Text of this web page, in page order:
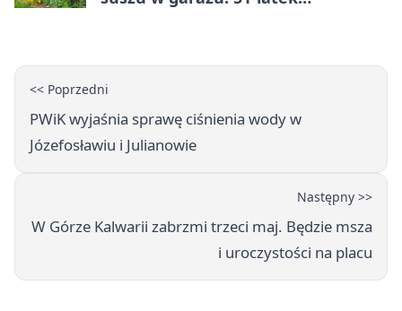
<< Poprzedni
PWiK wyjaśnia sprawę ciśnienia wody w
Józefosławiu i Julianowie
Następny >>
W Górze Kalwarii zabrzmi trzeci maj. Będzie msza
i uroczystości na placu